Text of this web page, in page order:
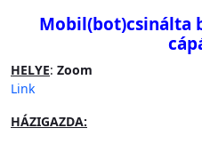
Mobil(bot)csinálta
HELYE: Zoom
Link
HÁZIGAZDA: